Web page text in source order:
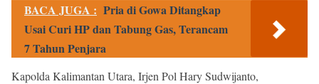
BACA JUGA : Pria di Gowa Ditangkap
Usai Curi HP dan Tabung Gas, Terancam
7 Tahun Penjara
Kapolda Kalimantan Utara, Irjen Pol Hary Sudwijanto,